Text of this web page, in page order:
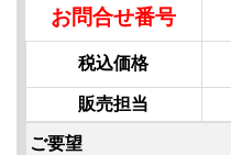
お問合せ番号
税込価格
販売担当
ご要望